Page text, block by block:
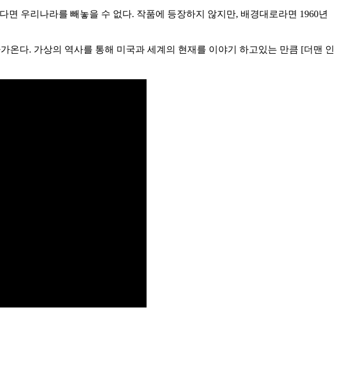
우리나라를 빼놓을 수 없다. 작품에 등장하지 않지만, 배경대로라면 1960년
다. 가상의 역사를 통해 미국과 세계의 현재를 이야기 하고있는 만큼 [더맨 인